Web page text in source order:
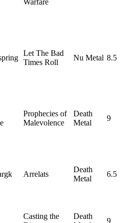
Let The Bad
Times Roll
Nu Metal 8.5
Prophecies of
Malevolence
Death
Metal
9
Arrelats
Death
Metal
6.5
Casting the
Death
9